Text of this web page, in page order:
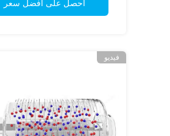
احصل على افضل سعر
فيديو